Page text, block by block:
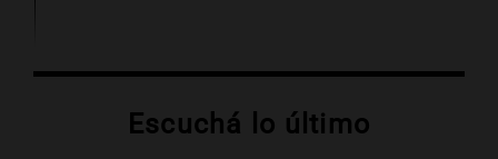
Más de 1.300 vuelos cancelados en Shanghái
Escuchá lo último